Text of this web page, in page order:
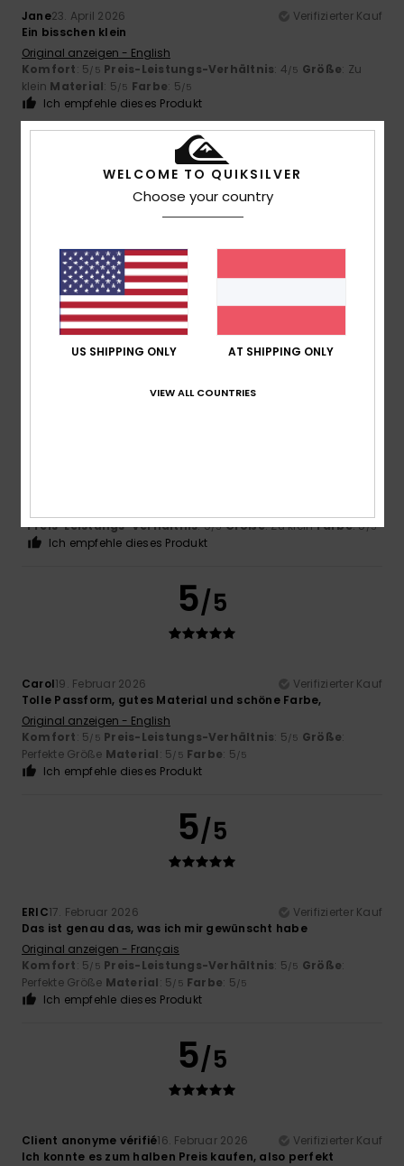
Jane23. April 2026
Verifizierter Kauf
Ein bisschen klein
Original anzeigen - English
Komfort: 5/5 Preis-Leistungs-Verhältnis: 4/5 Größe: Zu
klein Material: 5/5 Farbe: 5/5
Ich empfehle dieses Produkt
5/5
Tolle Passform, tolle Qualität. Sieht gut aus.
Original anzeigen - English
Preis-Leistungs-Verhältnis
Material: 5/5 Farbe: 5/5
Ich empfehle dieses Produkt
5/5
Preis-Leistungs-Verhältnis: 5/5 Größe: Zu kleinFarbe: 5/5
Ich empfehle dieses Produkt
5/5
Carol19. Februar 2026
Verifizierter Kauf
Tolle Passform, gutes Material und schöne Farbe,
Original anzeigen - English
Komfort: 5/5 Preis-Leistungs-Verhältnis: 5/5 Größe:
Perfekte Größe Material: 5/5 Farbe: 5/5
Ich empfehle dieses Produkt
5/5
ERIC17. Februar 2026
Verifizierter Kauf
Das ist genau das, was ich mir gewünscht habe
Original anzeigen - Français
Komfort: 5/5 Preis-Leistungs-Verhältnis: 5/5 Größe:
Perfekte Größe Material: 5/5 Farbe: 5/5
Ich empfehle dieses Produkt
5/5
Client anonyme vérifié16. Februar 2026
Verifizierter Kauf
Ich konnte es zum halben Preis kaufen, also perfekt
WELCOME TO QUIKSILVER
Choose your country
US SHIPPING ONLY AT SHIPPING ONLY
VIEW ALL COUNTRIES